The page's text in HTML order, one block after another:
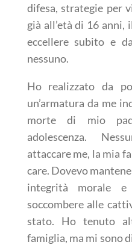
difesa, strategie per
già all’età di 16 anni,
eccellere subito e
nessuno.
Ho realizzato da
un’armatura da me
morte di mio
adolescenza.
attaccare me, la mia
care. Dovevo
integrità morale
soccombere alle
stato. Ho tenuto
famiglia, ma mi sono